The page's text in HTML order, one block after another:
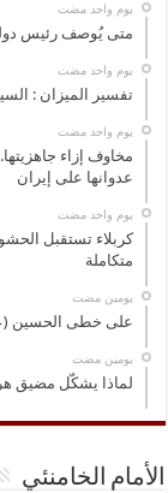
‏يوم واحد مضت
متى يُوصف رئيس
‏يوم واحد مضت
تفسير الميزان :
‏يوم واحد مضت
مخاوف إزاء
عدوانها على إيران
‏يوم واحد مضت
كربلاء تستقبل
متكاملة
‏يومين مضت
على خطى الحسين
‏يومين مضت
لماذا يشكّل مضيق
الأمام الخامنئي